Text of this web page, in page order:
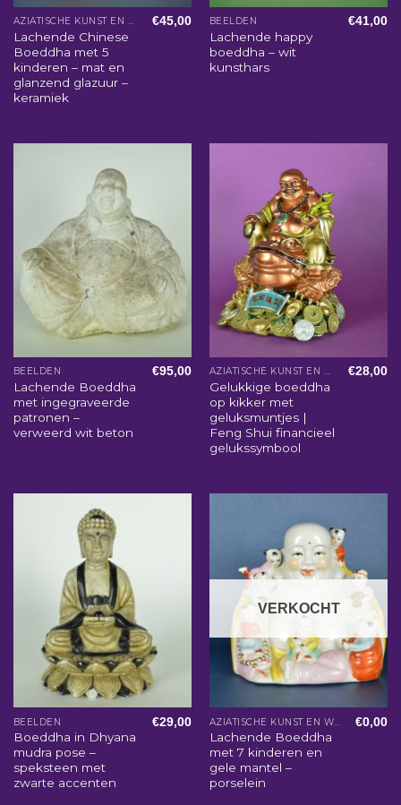
AZIATISCHE KUNST EN WOONACCESSOIRES
Lachende Chinese
Boeddha met 5
kinderen – mat en
glanzend glazuur –
keramiek
€45,00 BEELDEN
Lachende happy
boeddha – wit
kunsthars
€41,00
BEELDEN
Lachende Boeddha
met ingegraveerde
patronen –
verweerd wit beton
€95,00 AZIATISCHE KUNST EN WOONACCESSOIRES
Gelukkige boeddha
op kikker met
geluksmuntjes |
Feng Shui financieel
gelukssymbool
€28,00
BEELDEN
Boeddha in Dhyana
mudra pose –
speksteen met
zwarte accenten
€29,00
VERKOCHT
Lachende Boeddha
met 7 kinderen en
gele mantel –
porselein
€0,00